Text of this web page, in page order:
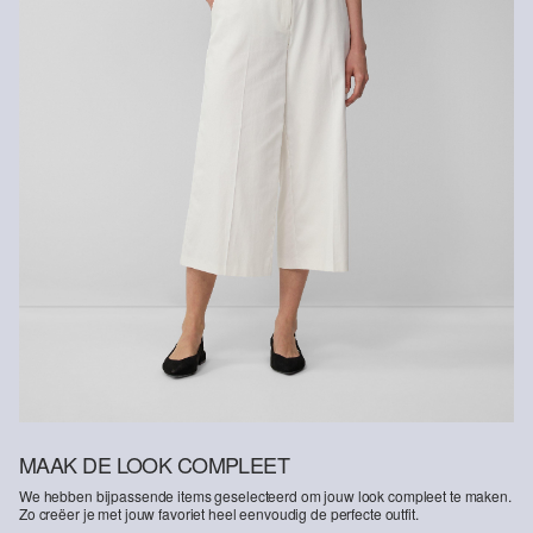
MAAK DE LOOK COMPLEET
We hebben bijpassende items geselecteerd om jouw look compleet te maken.
Zo creëer je met jouw favoriet heel eenvoudig de perfecte outfit.